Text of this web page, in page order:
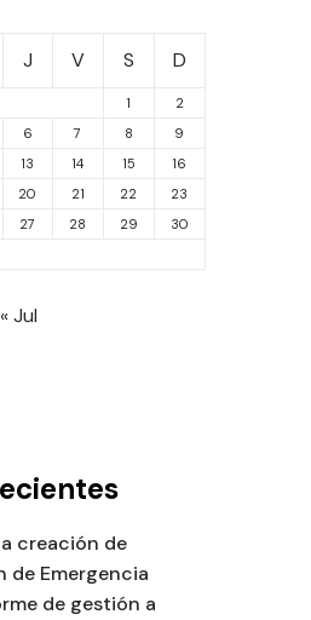
J V S D
1
2
6 7 8
9
13 14 15
16
20 21 22
23
27 28 29
30
« Jul
creación de
de Emergencia
de gestión a